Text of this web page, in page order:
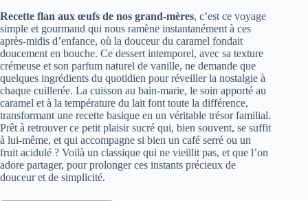
Recette flan aux œufs de nos grand-mères, c’est ce voyage
simple et gourmand qui nous ramène instantanément à ces
après-midis d’enfance, où la douceur du caramel fondait
doucement en bouche. Ce dessert intemporel, avec sa texture
crémeuse et son parfum naturel de vanille, ne demande que
quelques ingrédients du quotidien pour réveiller la nostalgie à
chaque cuillerée. La cuisson au bain-marie, le soin apporté au
caramel et à la température du lait font toute la différence,
transformant une recette basique en un véritable trésor familial.
Prêt à retrouver ce petit plaisir sucré qui, bien souvent, se suffit
à lui-même, et qui accompagne si bien un café serré ou un
fruit acidulé ? Voilà un classique qui ne vieillit pas, et que l’on
adore partager, pour prolonger ces instants précieux de
douceur et de simplicité.